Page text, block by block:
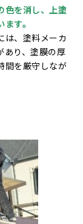
色を消し、上塗
す。
は、塗料メーカ
あり、塗膜の厚
間を厳守しなが